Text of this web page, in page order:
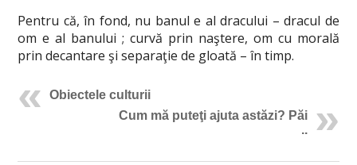
Pentru că, în fond, nu banul e al dracului – dracul de
om e al banului ; curvă prin naştere, om cu morală
prin decantare şi separaţie de gloată – în timp.
Obiectele culturii
Cum mă puteţi ajuta astăzi? Păi
..